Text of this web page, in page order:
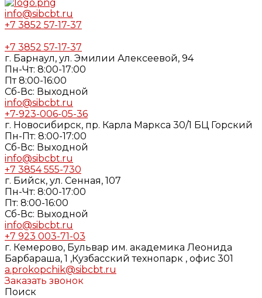
info@sibcbt.ru
+7 3852 57-17-37
+7 3852 57-17-37
г. Барнаул, ул. Эмилии Алексеевой, 94
Пн-Чт: 8:00-17:00
Пт 8:00-16:00
Cб-Вс: Выходной
info@sibcbt.ru
+7-923-006-05-36
г. Новосибирск, пр. Карла Маркса 30/1 БЦ Горский
Пн-Пт: 8:00-17:00
Cб-Вс: Выходной
info@sibcbt.ru
+7 3854 555-730
г. Бийск, ул. Сенная, 107
Пн-Чт: 8:00-17:00
Пт: 8:00-16:00
Cб-Вс: Выходной
info@sibcbt.ru
+7 923 003-71-03
г. Кемерово, Бульвар им. академика Леонида
Барбараша, 1 ,Кузбасский технопарк , офис 301
a.prokopchik@sibcbt.ru
Заказать звонок
Поиск